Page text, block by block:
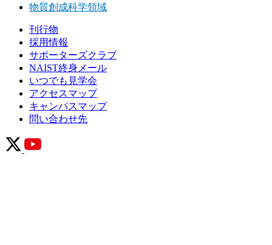
物質創成科学領域
刊行物
採用情報
サポーターズクラブ
NAIST終身メール
いつでも見学会
アクセスマップ
キャンパスマップ
問い合わせ先